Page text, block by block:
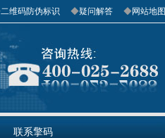
二维码防伪标识 ◆疑问解答 ◆网站地图
联系擎码